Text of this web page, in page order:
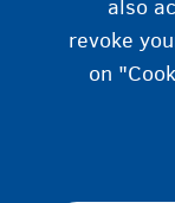
also
revoke
on